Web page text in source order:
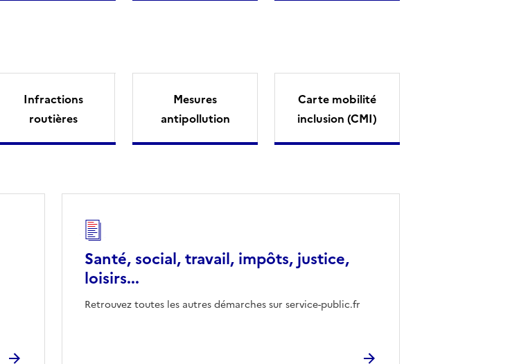
Infractions
routières
Mesures
antipollution
Carte mobilité
inclusion (CMI)
Santé, social, travail, impôts, justice,
loisirs...
Retrouvez toutes les autres démarches sur service-public.fr